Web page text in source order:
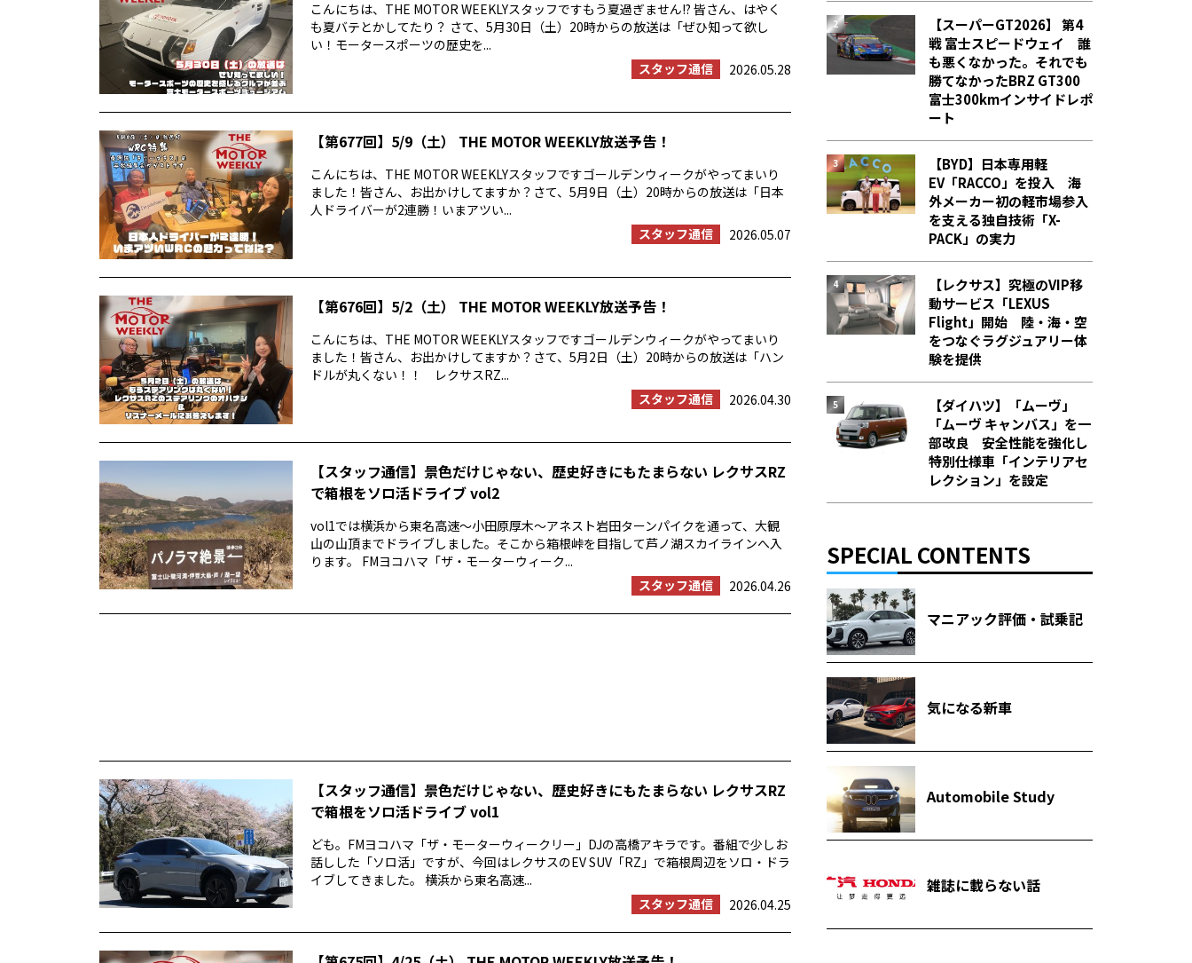
こんにちは、THE MOTOR WEEKLYスタッフですもう夏過ぎません!? 皆さん、はやく
も夏バテとかしてたり？ さて、5月30日（土）20時からの放送は「ぜひ知って欲し
い！モータースポーツの歴史を...
スタッフ通信
2026.05.28
【第677回】5/9（土） THE MOTOR WEEKLY放送予告！
こんにちは、THE MOTOR WEEKLYスタッフですゴールデンウィークがやってまいり
ました！皆さん、お出かけしてますか？さて、5月9日（土）20時からの放送は「日本
人ドライバーが2連勝！いまアツい...
スタッフ通信
2026.05.07
【第676回】5/2（土） THE MOTOR WEEKLY放送予告！
こんにちは、THE MOTOR WEEKLYスタッフですゴールデンウィークがやってまいり
ました！皆さん、お出かけしてますか？さて、5月2日（土）20時からの放送は「ハン
ドルが丸くない！！ レクサスRZ...
スタッフ通信
2026.04.30
【スタッフ通信】景色だけじゃない、歴史好きにもたまらない レクサスRZ
で箱根をソロ活ドライブ vol2
vol1では横浜から東名高速〜小田原厚木〜アネスト岩田ターンパイクを通って、大観
山の山頂までドライブしました。そこから箱根峠を目指して芦ノ湖スカイラインへ入
ります。 FMヨコハマ「ザ・モーターウィーク...
スタッフ通信
2026.04.26
【スタッフ通信】景色だけじゃない、歴史好きにもたまらない レクサスRZ
で箱根をソロ活ドライブ vol1
ども。FMヨコハマ「ザ・モーターウィークリー」DJの高橋アキラです。番組で少しお
話しした「ソロ活」ですが、今回はレクサスのEV SUV「RZ」で箱根周辺をソロ・ドラ
イブしてきました。 横浜から東名高速...
スタッフ通信
2026.04.25
【スーパーGT2026】 第4
戦 富士スピードウェイ 誰
も悪くなかった。それでも
勝てなかった――BRZ GT300
富士300kmインサイドレポ
ート
【BYD】日本専用軽
EV「RACCO」を投入 海
外メーカー初の軽市場参入
を支える独自技術「X-
PACK」の実力
【レクサス】究極のVIP移
動サービス「LEXUS
Flight」開始 陸・海・空
をつなぐラグジュアリー体
験を提供
【ダイハツ】「ムーヴ」
「ムーヴ キャンバス」を一
部改良 安全性能を強化し
特別仕様車「インテリアセ
レクション」を設定
SPECIAL CONTENTS
マニアック評価・試乗記
気になる新車
Automobile Study
雑誌に載らない話